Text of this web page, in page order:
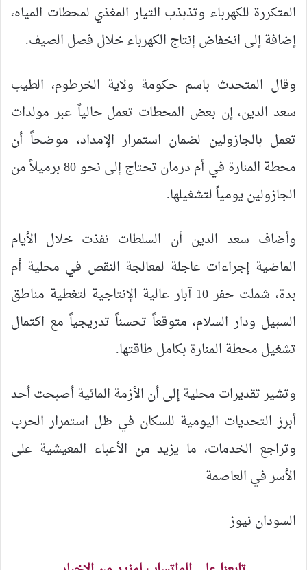
المتكررة للكهرباء وتذبذب التيار المغذي لمحطات المياه،
إضافة إلى انخفاض إنتاج الكهرباء خلال فصل الصيف.
وقال المتحدث باسم حكومة ولاية الخرطوم، الطيب
سعد الدين، إن بعض المحطات تعمل حالياً عبر مولدات
تعمل بالجازولين لضمان استمرار الإمداد، موضحاً أن
محطة المنارة في أم درمان تحتاج إلى نحو 80 برميلاً من
الجازولين يومياً لتشغيلها.
وأضاف سعد الدين أن السلطات نفذت خلال الأيام
الماضية إجراءات عاجلة لمعالجة النقص في محلية أم
بدة، شملت حفر 10 آبار عالية الإنتاجية لتغطية مناطق
السبيل ودار السلام، متوقعاً تحسناً تدريجياً مع اكتمال
تشغيل محطة المنارة بكامل طاقتها.
وتشير تقديرات محلية إلى أن الأزمة المائية أصبحت أحد
أبرز التحديات اليومية للسكان في ظل استمرار الحرب
وتراجع الخدمات، ما يزيد من الأعباء المعيشية على
الأسر في العاصمة
السودان نيوز